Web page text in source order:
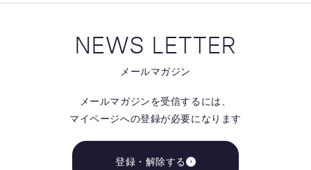
NEWS LETTER
メールマガジン
メールマガジンを受信するには、
マイページへの登録が必要になります
登録・解除する